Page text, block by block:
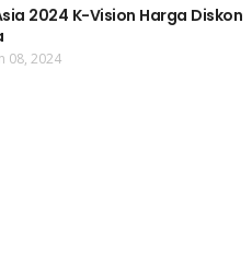
2024 K-Vision Harga Diskon
08, 2024